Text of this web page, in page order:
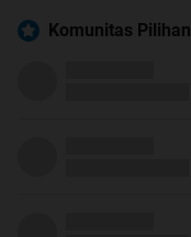
Komunitas Pilihan